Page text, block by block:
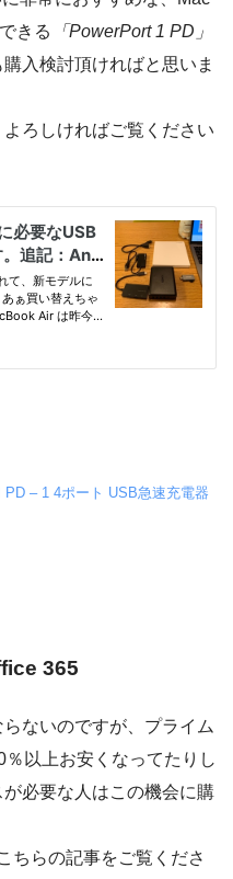
きる
「PowerPort 1 PD」
入検討頂ければと思いま
ろしければご覧ください
– 1 4ポート USB急速充電器
365
ないのですが、プライム
以上お安くなってたりし
必要な人はこの機会に購
ちらの記事をご覧くださ